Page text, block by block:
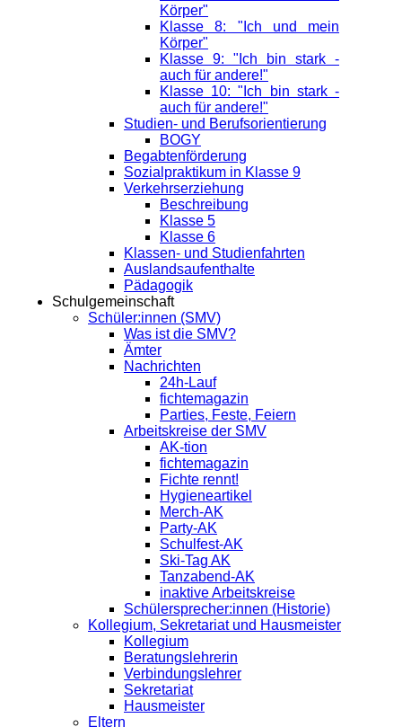
Körper"
Klasse 8: "Ich und mein
Körper"
Klasse 9: "Ich bin stark -
auch für andere!"
Klasse 10: "Ich bin stark -
auch für andere!"
Studien- und Berufsorientierung
BOGY
Begabtenförderung
Sozialpraktikum in Klasse 9
Verkehrserziehung
Beschreibung
Klasse 5
Klasse 6
Klassen- und Studienfahrten
Auslandsaufenthalte
Pädagogik
Schulgemeinschaft
Schüler:innen (SMV)
Was ist die SMV?
Ämter
Nachrichten
24h-Lauf
fichtemagazin
Parties, Feste, Feiern
Arbeitskreise der SMV
AK-tion
fichtemagazin
Fichte rennt!
Hygieneartikel
Merch-AK
Party-AK
Schulfest-AK
Ski-Tag AK
Tanzabend-AK
inaktive Arbeitskreise
Schülersprecher:innen (Historie)
Kollegium, Sekretariat und Hausmeister
Kollegium
Beratungslehrerin
Verbindungslehrer
Sekretariat
Hausmeister
Eltern